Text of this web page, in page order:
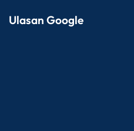
Ulasan Google